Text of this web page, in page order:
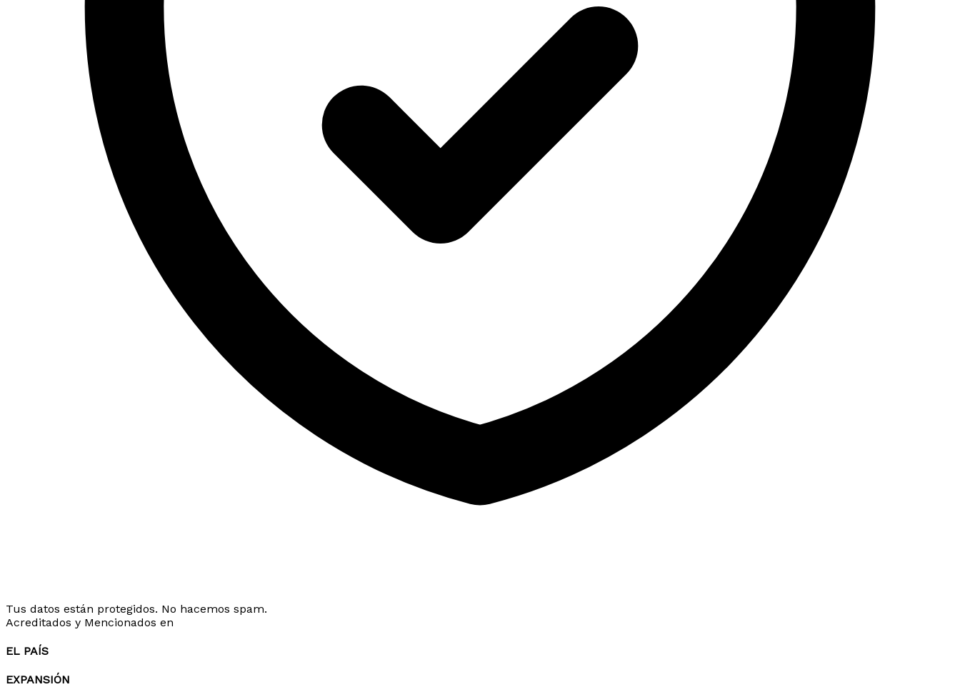
Tus datos están protegidos. No hacemos spam.
Acreditados y Mencionados en
EL PAÍS
EXPANSIÓN